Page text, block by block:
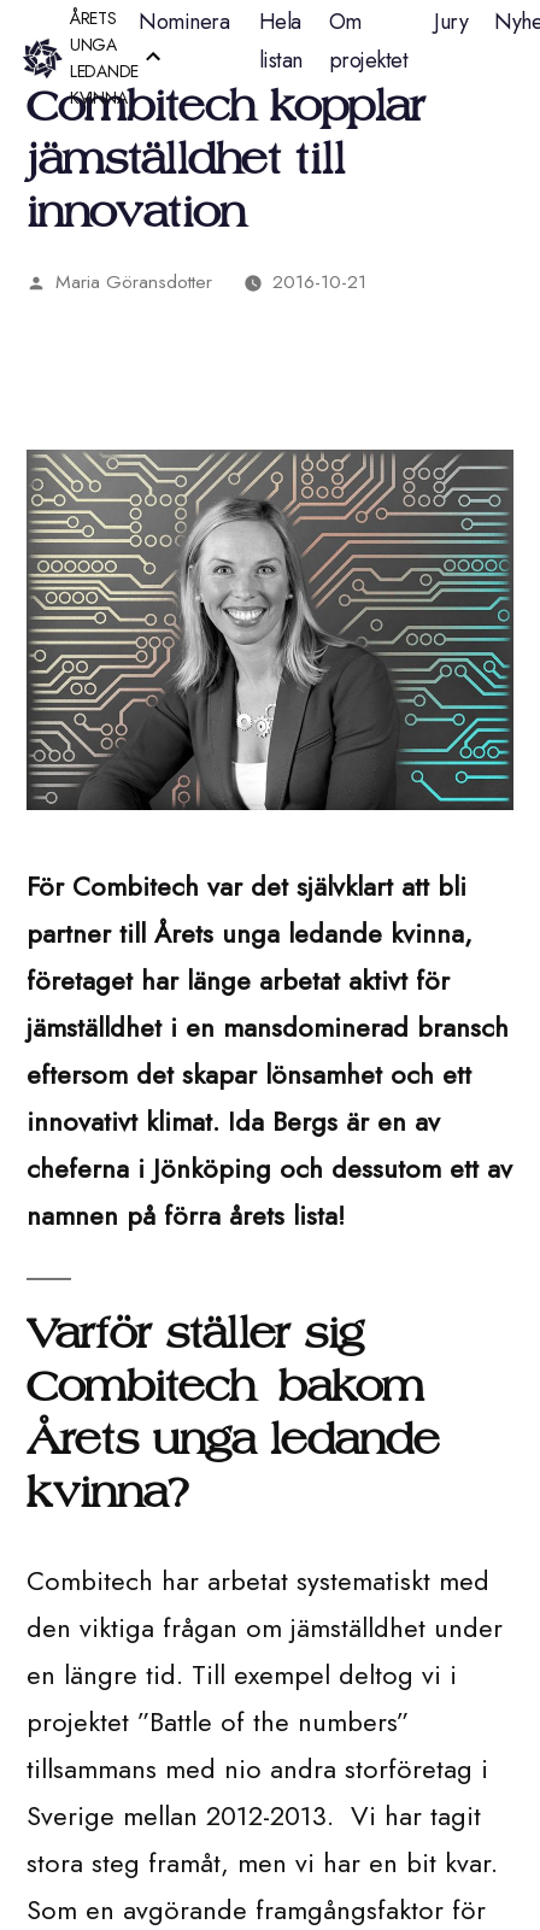
Hoppa
till
innehåll
ÅRETS
UNGA
LEDANDE
KVINNA
Nominera
Hela
listan
Om
projektet
Jury
Combitech kopplar
jämställdhet till
innovation
Publicerat
Maria Göransdotter 2016-10-21
För Combitech var det självklart att bli
partner till Årets unga ledande kvinna,
företaget har länge arbetat aktivt för
jämställdhet i en mansdominerad bransch
eftersom det skapar lönsamhet och ett
innovativt klimat. Ida Bergs är en av
cheferna i Jönköping och dessutom ett av
namnen på förra årets lista!
Varför ställer sig
Combitech bakom
Årets unga ledande
kvinna?
Combitech har arbetat systematiskt med
den viktiga frågan om jämställdhet under
en längre tid. Till exempel deltog vi i
projektet ”Battle of the numbers”
tillsammans med nio andra storföretag i
Sverige mellan 2012-2013. Vi har tagit
stora steg framåt, men vi har en bit kvar.
Som en avgörande framgångsfaktor för